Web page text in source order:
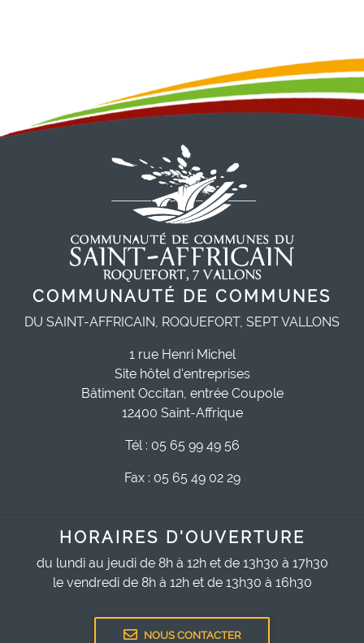
COMMUNAUTÉ DE COMMUNES
DU SAINT-AFFRICAIN, ROQUEFORT, SEPT VALLONS
1 rue Henri Michel
Site hôtel d'entreprises
Bâtiment Occitan, entrée Coupole
12400 Saint-Affrique
Tél : 05 65 99 49 56
Fax : 05 65 49 02 29
HORAIRES D'OUVERTURE
du lundi au jeudi de 8h à 12h et de 13h30 à 17h30
le vendredi de 8h à 12h et de 13h30 à 16h30
NOUS CONTACTER